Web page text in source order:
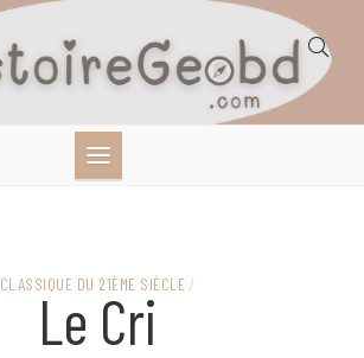
SCIENCES,
LITTÉRATURE EN
CLASSIQUE DU 21ÈME SIÈCLE /
Le Cri